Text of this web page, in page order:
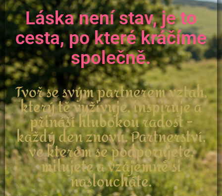
Láska není stav, je to
cesta, po které kráčíme
společně.
Tvoř se svým partnerem vztah,
který tě vyživuje, inspiruje a
přináší hlubokou radost -
každý den znovu. Partnerství,
ve kterém se podporujete,
milujete a vzájemně si
nasloucháte.